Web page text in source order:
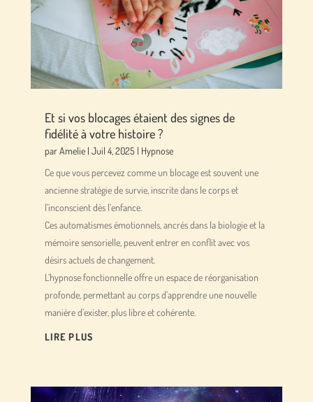
Et si vos blocages étaient des signes de
fidélité à votre histoire ?
parAmelie| Juil 4, 2025| Hypnose
Ce que vous percevez comme un blocage est souvent une
ancienne stratégie de survie, inscrite dans le corps et
l’inconscient dès l’enfance.
Ces automatismes émotionnels, ancrés dans la biologie et la
mémoire sensorielle, peuvent entrer en conflit avec vos
désirs actuels de changement.
L’hypnose fonctionnelle offre un espace de réorganisation
profonde, permettant au corps d’apprendre une nouvelle
manière d’exister, plus libre et cohérente.
LIRE PLUS